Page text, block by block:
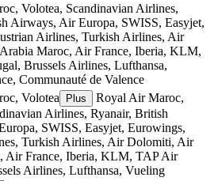
Volotea, Scandinavian Airlines,
Airways, Air Europa, SWISS, Easyjet,
Airlines, Turkish Airlines, Air
Maroc, Air France, Iberia, KLM,
Brussels Airlines, Lufthansa,
Communauté de Valence
Volotea Plus
Royal Air Maroc,
Airlines, Ryanair, British
SWISS, Easyjet, Eurowings,
Turkish Airlines, Air Dolomiti, Air
Air France, Iberia, KLM, TAP Air
Airlines, Lufthansa, Vueling
©CARTO, ©OpenStreetMapcontributors